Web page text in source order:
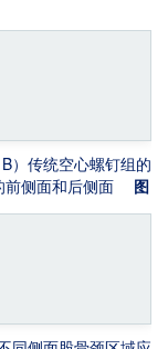
）传统空心螺钉组的
前侧面和后侧面 图
空心螺钉组的前侧面
和后侧面
心螺钉组的前侧面
和后侧面
钉组的前侧面和后
侧面